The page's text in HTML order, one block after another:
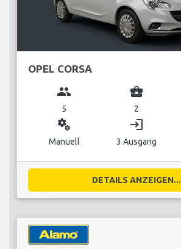
OPEL CORSA
group
5
business_center
2
miscellaneous_services
Manuell
login
3 Ausgang
DETAILS ANZEIGEN...